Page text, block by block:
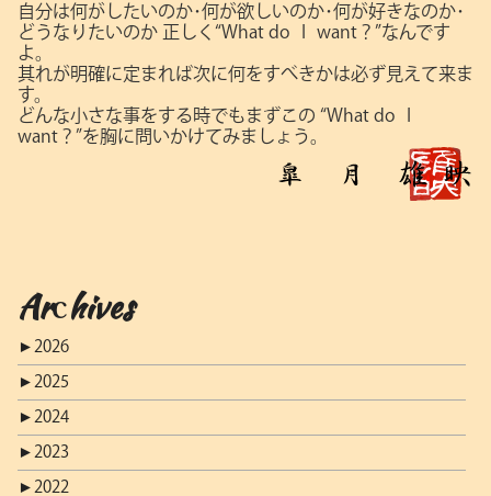
自分は何がしたいのか･何が欲しいのか･何が好きなのか･
どうなりたいのか 正しく“What do Ｉ want？”なんです
よ。
其れが明確に定まれば次に何をすべきかは必ず見えて来ま
す。
どんな小さな事をする時でもまずこの “What do Ｉ
want？”を胸に問いかけてみましょう。
Archives
► 2026
► 2025
► 2024
► 2023
► 2022